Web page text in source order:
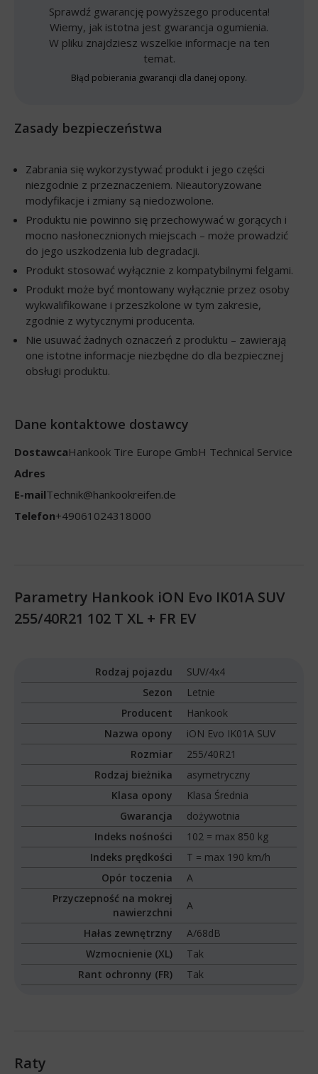
Sprawdź gwarancję powyższego producenta!
Wiemy, jak istotna jest gwarancja ogumienia.
W pliku znajdziesz wszelkie informacje na ten
temat.
Błąd pobierania gwarancji dla danej opony.
Zasady bezpieczeństwa
Zabrania się wykorzystywać produkt i jego części
niezgodnie z przeznaczeniem. Nieautoryzowane
modyfikacje i zmiany są niedozwolone.
Produktu nie powinno się przechowywać w gorących i
mocno nasłonecznionych miejscach – może prowadzić
do jego uszkodzenia lub degradacji.
Produkt stosować wyłącznie z kompatybilnymi felgami.
Produkt może być montowany wyłącznie przez osoby
wykwalifikowane i przeszkolone w tym zakresie,
zgodnie z wytycznymi producenta.
Nie usuwać żadnych oznaczeń z produktu – zawierają
one istotne informacje niezbędne do dla bezpiecznej
obsługi produktu.
Dane kontaktowe dostawcy
DostawcaHankook Tire Europe GmbH Technical Service
Adres
E-mailTechnik@hankookreifen.de
Telefon+49061024318000
Parametry Hankook iON Evo IK01A SUV
255/40R21 102 T XL + FR EV
Rodzaj pojazdu
SUV/4x4
Sezon
Letnie
Producent
Hankook
Nazwa opony
iON Evo IK01A SUV
Rozmiar
255/40R21
Rodzaj bieżnika
asymetryczny
Klasa opony
Klasa Średnia
Gwarancja
dożywotnia
Indeks nośności
102 = max 850 kg
Indeks prędkości
T = max 190 km/h
Opór toczenia
A
Przyczepność na mokrej
nawierzchni
A
Hałas zewnętrzny
A/68dB
Wzmocnienie (XL)
Tak
Rant ochronny (FR)
Tak
Raty